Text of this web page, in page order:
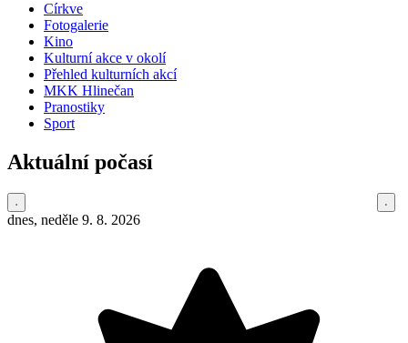
Církve
Fotogalerie
Kino
Kulturní akce v okolí
Přehled kulturních akcí
MKK Hlinečan
Pranostiky
Sport
Aktuální počasí
dnes, neděle 9. 8. 2026